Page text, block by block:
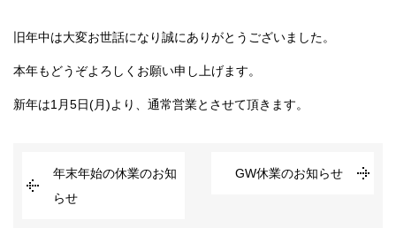
旧年中は大変お世話になり誠にありがとうございました。
本年もどうぞよろしくお願い申し上げます。
新年は1月5日(月)より、通常営業とさせて頂きます。
年末年始の休業のお知
らせ
GW休業のお知らせ